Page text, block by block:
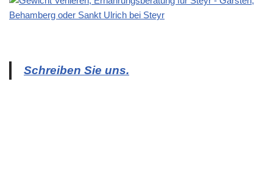
Schreiben Sie uns.